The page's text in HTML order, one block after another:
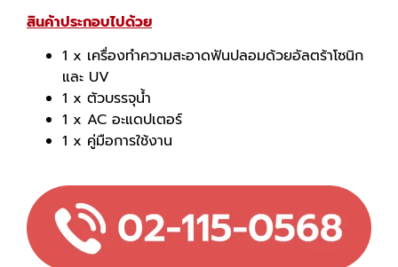
สินค้าประกอบไปด้วย
1 x เครื่องทำความสะอาดฟันปลอมด้วยอัลตร้าโซนิก
และ UV
1 x ตัวบรรจุน้ำ
1 x AC อะแดปเตอร์
1 x คู่มือการใช้งาน